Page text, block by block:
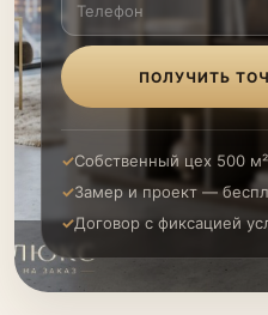
ПОЛУЧИТЬ
Собственный цех 500 м²
Замер и проект —
Договор с фиксацией